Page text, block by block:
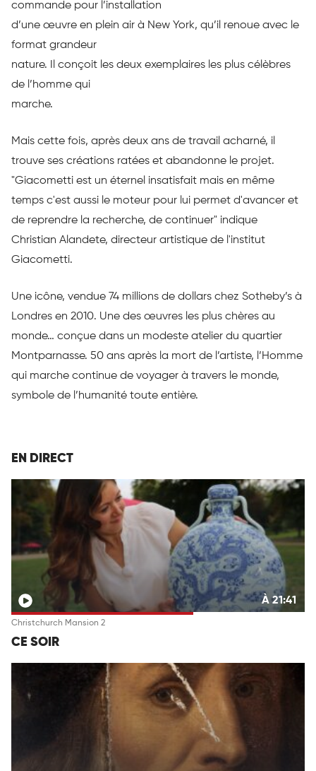
commande pour l’installation
d’une œuvre en plein air à New York, qu’il renoue avec le
format grandeur
nature. Il conçoit les deux exemplaires les plus célèbres
de l’homme qui
marche.
Mais cette fois, après deux ans de travail acharné, il
trouve ses créations ratées et abandonne le projet.
"Giacometti est un éternel insatisfait mais en même
temps c'est aussi le moteur pour lui permet d'avancer et
de reprendre la recherche, de continuer" indique
Christian Alandete, directeur artistique de l'institut
Giacometti.
Une icône, vendue 74 millions de dollars chez Sotheby’s à
Londres en 2010. Une des œuvres les plus chères au
monde… conçue dans un modeste atelier du quartier
Montparnasse. 50 ans après la mort de l’artiste, l’Homme
qui marche continue de voyager à travers le monde,
symbole de l’humanité toute entière.
EN DIRECT
À 21:41
Christchurch Mansion 2
CE SOIR